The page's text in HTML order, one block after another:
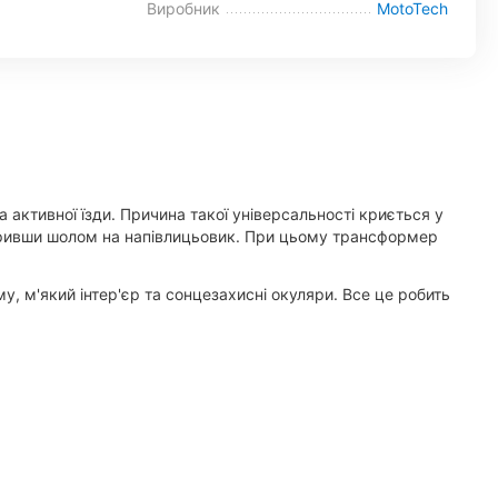
Виробник MotoTech
їзди. Причина такої універсальності криється у
шолом на напівлицьовик. При цьому трансформер
м'який інтер'єр та сонцезахисні окуляри. Все це робить